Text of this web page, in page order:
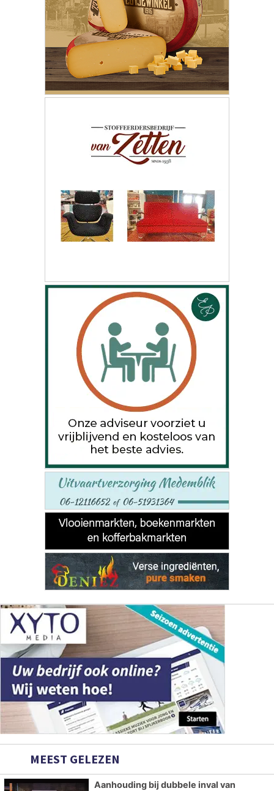
MEEST GELEZEN
Aanhouding bij dubbele inval van